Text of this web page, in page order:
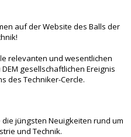
auf der Website des Balls der
relevanten und wesentlichen
gesellschaftlichen Ereignis
des Techniker-Cercle.
jüngsten Neuigkeiten rund um
und Technik.